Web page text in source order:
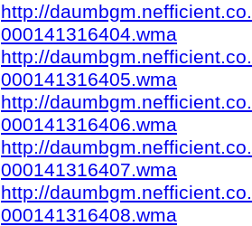
http://
000141316404.wma
http://
000141316405.wma
http://
000141316406.wma
http://
000141316407.wma
http://
000141316408.wma